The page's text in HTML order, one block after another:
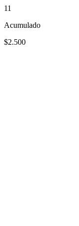
11
Acumulado
$2.500